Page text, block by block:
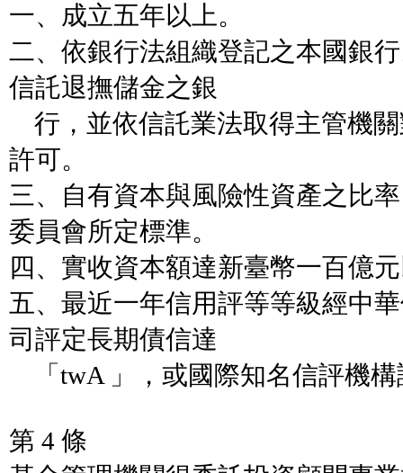
一、成立五年以上。
二、依銀行法組織登記之本國銀
信託退撫儲金之銀
行，並依信託業法取得主管機
許可。
三、自有資本與風險性資產之比
委員會所定標準。
四、實收資本額達新臺幣一百億
五、最近一年信用評等等級經中
司評定長期債信達
「twA 」，或國際知名信評機
第 4 條